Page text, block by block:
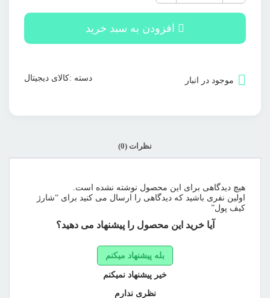
پول
عدد
افزودن به سبد خرید
موجود در انبار دسته :کالای دیجیتال
نظرات (0)
هیچ دیدگاهی برای این محصول نوشته نشده است.
اولین نفری باشید که دیدگاهی را ارسال می کنید برای “شارژ
کیف پول”
آیا خرید این محصول را پیشنهاد می دهید؟
بله پیشنهاد میکنم
خیر پیشنهاد نمیکنم
نظری ندارم